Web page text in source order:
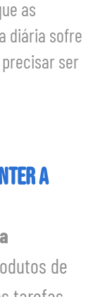
as
diária sofre
ser
a
de